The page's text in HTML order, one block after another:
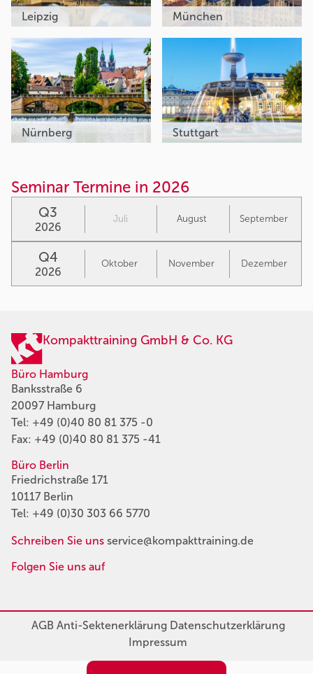
Leipzig München
Nürnberg Stuttgart
Seminar Termine in 2026
Q3
2026
Juli August September
Q4
2026
Oktober November Dezember
Kompakttraining GmbH & Co. KG
Büro Hamburg
Banksstraße 6
20097 Hamburg
Tel: +49 (0)40 80 81 375 -0
Fax: +49 (0)40 80 81 375 -41
Büro Berlin
Friedrichstraße 171
10117 Berlin
Tel: +49 (0)30 303 66 5770
Schreiben Sie uns service@kompakttraining.de
Folgen Sie uns auf
AGBAnti-SektenerklärungDatenschutzerklärung
Impressum